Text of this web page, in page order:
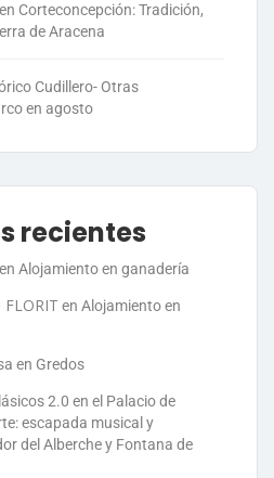
Corteconcepción: Tradición,
de Aracena
Cudillero- Otras
en agosto
recientes
en Alojamiento en ganadería
FLORIT en Alojamiento en
en Gredos
2.0 en el Palacio de
escapada musical y
del Alberche y Fontana de